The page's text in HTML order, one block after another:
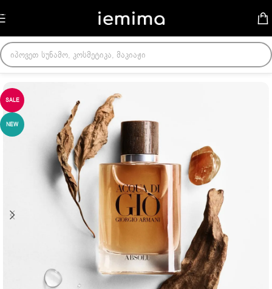
Skip to navigation
მთავარი/მამაკაცის სუნამოები
SALE
NEW